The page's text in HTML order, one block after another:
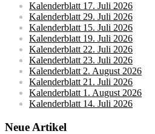
Kalenderblatt 17. Juli 2026
Kalenderblatt 29. Juli 2026
Kalenderblatt 15. Juli 2026
Kalenderblatt 19. Juli 2026
Kalenderblatt 22. Juli 2026
Kalenderblatt 23. Juli 2026
Kalenderblatt 2. August 2026
Kalenderblatt 21. Juli 2026
Kalenderblatt 1. August 2026
Kalenderblatt 14. Juli 2026
Neue Artikel